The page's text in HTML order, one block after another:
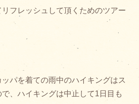
フレッシュして頂くためのツアー
パを着ての雨中のハイキングはス
で、ハイキングは中止して1日目も